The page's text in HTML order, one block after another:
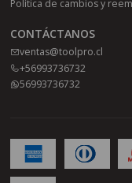
Política de cambios y
CONTÁCTANOS
ventas@toolpro.cl
+56993736732
56993736732